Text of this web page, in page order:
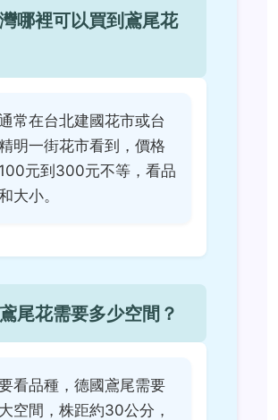
哪裡可以買到鳶尾花
常在台北建國花市或台
明一街花市看到，價格
元到300元不等，看品
大小。
尾花需要多少空間？
看品種，德國鳶尾需要
空間，株距約30公分，